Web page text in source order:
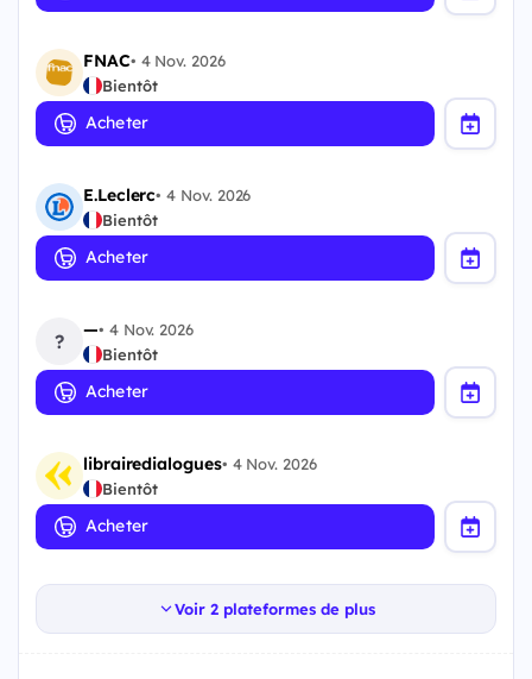
FNAC• 4 Nov. 2026
Bientôt
Acheter
E.Leclerc•4 Nov. 2026
Bientôt
Acheter
?
—• 4 Nov. 2026
Bientôt
Acheter
librairedialogues• 4 Nov. 2026
Bientôt
Acheter
Voir 2 plateformes de plus